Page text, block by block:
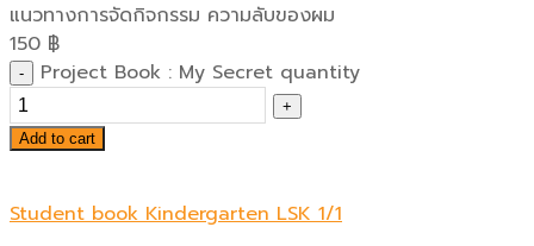
แนวทางการจัดกิจกรรม ความลับของผม
150 ฿
Project Book : My Secret quantity
Add to cart
Student book Kindergarten LSK 1/1